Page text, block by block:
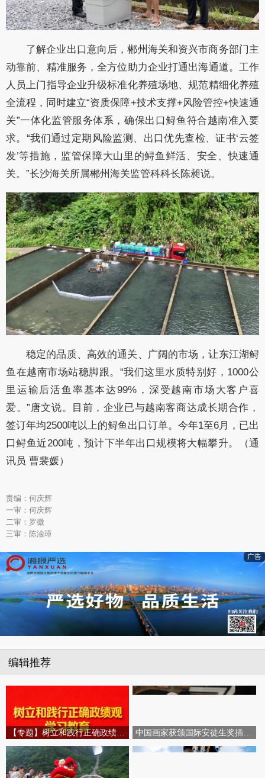
了解企业出口意向后，郴州海关和资兴市商务部门主
动靠前、精准服务，全方位助力企业打通出海通道。工作
人员上门指导企业升级标准化养殖场地、规范精细化养殖
全流程，同时建立“资质保障+技术支撑+风险管控+快速通
关”一体化监管服务体系，确保出口鲟鱼符合越南准入要
求。“我们通过定期风险监测、出口优先查检、证书‘云签
发’等措施，监管保障大山里的鲟鱼鲜活、安全、快速通
关。”长沙海关所属郴州海关监管科科长陈昶说。
稳定的品质、高效的通关、广阔的市场，让东江湖鲟
鱼在越南市场站稳脚跟。“我们这里水质特别好，1000公
里运输后活鱼率基本达99%，深受越南市场大客户喜
爱。”唐文说。目前，企业已与越南客商达成长期合作，
签订年均2500吨以上的鲟鱼出口订单。今年1至6月，已出
口鲟鱼近200吨，预计下半年出口规模将大幅攀升。（通
讯员 曹裴媛）
责编：何庆辉
一审：何庆辉
二审：罗徽
三审：陈淦璋
广告
编辑推荐